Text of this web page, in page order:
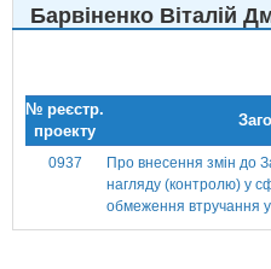
Барвіненко Віталій
№ реєстр.
проекту
0937
Про внесення змін до
нагляду (контролю) у
обмеження втручання у